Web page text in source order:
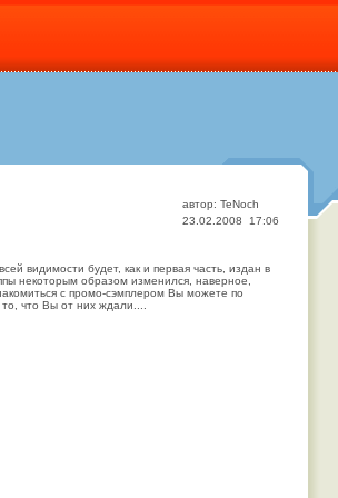
автор: TeNoch
23.02.2008 17:06
видимости будет, как и первая часть, издан в
некоторым образом изменился, наверное,
с промо-сэмплером Вы можете по
что Вы от них ждали....